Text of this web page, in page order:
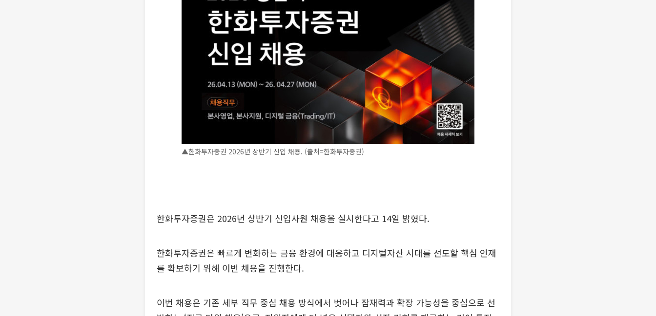
▲한화투자증권 2026년 상반기 신입 채용. (출처=한화투자증권)
한화투자증권은 2026년 상반기 신입사원 채용을 실시한다고 14일 밝혔다.
한화투자증권은 빠르게 변화하는 금융 환경에 대응하고 디지털자산 시대를 선도할 핵심 인재
를 확보하기 위해 이번 채용을 진행한다.
이번 채용은 기존 세부 직무 중심 채용 방식에서 벗어나 잠재력과 확장 가능성을 중심으로 선